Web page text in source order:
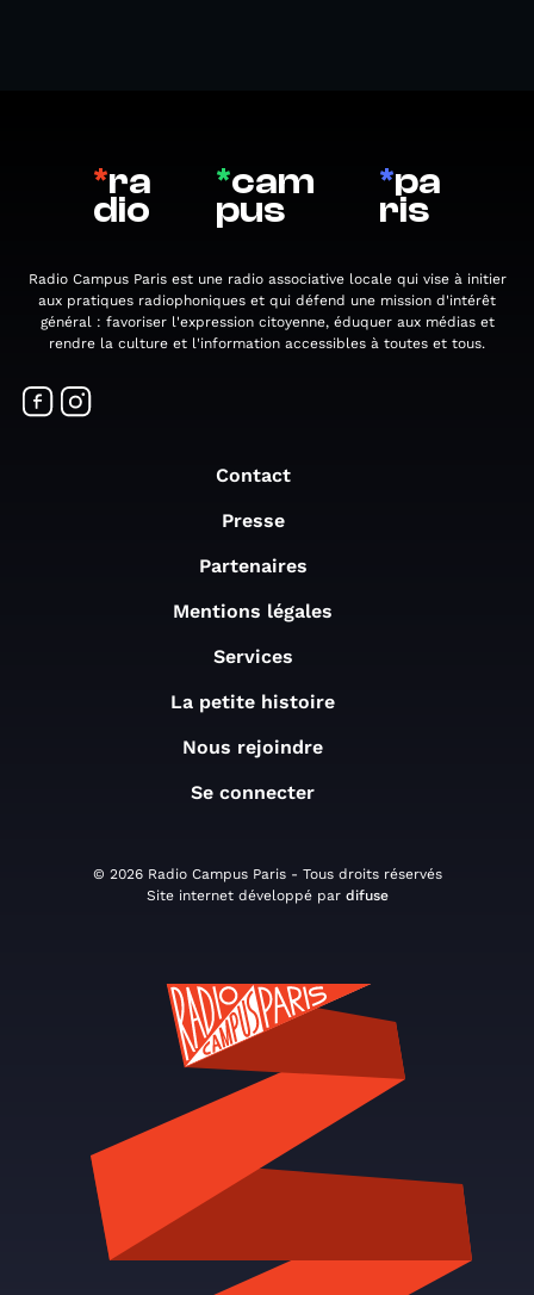
*ra
dio
*cam
pus
*pa
ris
Radio Campus Paris est une radio associative locale qui vise à initier
aux pratiques radiophoniques et qui défend une mission d'intérêt
général : favoriser l'expression citoyenne, éduquer aux médias et
rendre la culture et l'information accessibles à toutes et tous.
Contact
Presse
Partenaires
Mentions légales
Services
La petite histoire
Nous rejoindre
Se connecter
© 2026 Radio Campus Paris - Tous droits réservés
Site internet développé par difuse